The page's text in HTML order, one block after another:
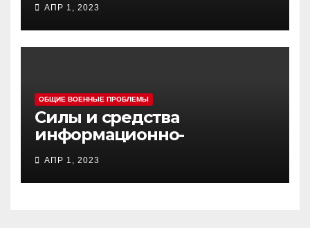
АПР 1, 2023
ОБЩИЕ ВОЕННЫЕ ПРОБЛЕМЫ
Силы и средства
информационно-
психологических операций
вооруженных сил Украины
АПР 1, 2023